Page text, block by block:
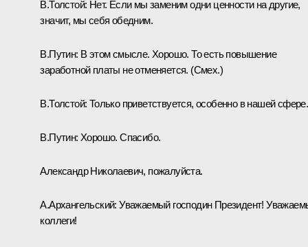
В.Толстой: Нет. Если мы заменим одни ценности на другие,
значит, мы себя обедним.
В.Путин: В этом смысле. Хорошо. То есть повышение
заработной платы не отменяется. (Смех.)
В.Толстой: Только приветствуется, особенно в нашей сфере.
В.Путин: Хорошо. Спасибо.
Александр Николаевич, пожалуйста.
А.Архангельский:Уважаемый господин Президент!
коллеги!